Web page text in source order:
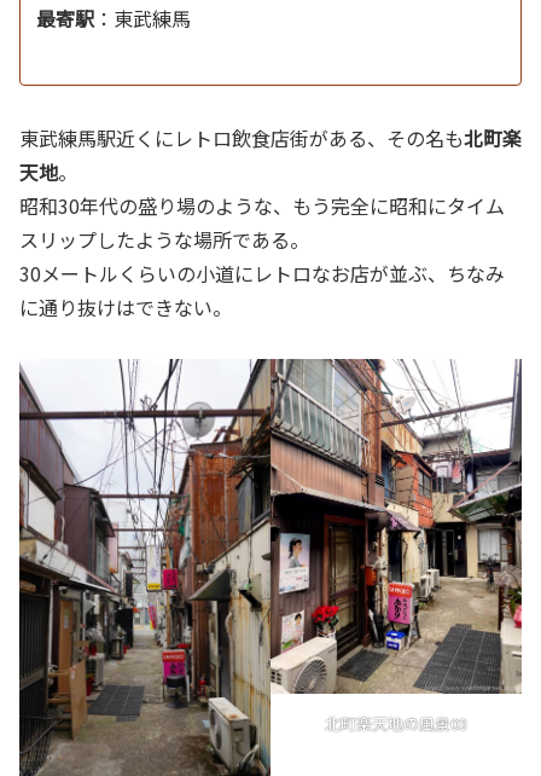
最寄駅： 東武練馬
東武練馬駅近くにレトロ飲食店街がある、その名も北町楽
天地。
昭和30年代の盛り場のような、もう完全に昭和にタイム
スリップしたような場所である。
30メートルくらいの小道にレトロなお店が並ぶ、ちなみ
に通り抜けはできない。
北町楽天地の風景03